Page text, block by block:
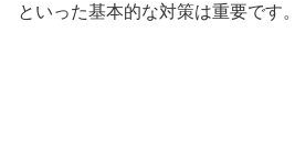
といった基本的な対策は重要です。